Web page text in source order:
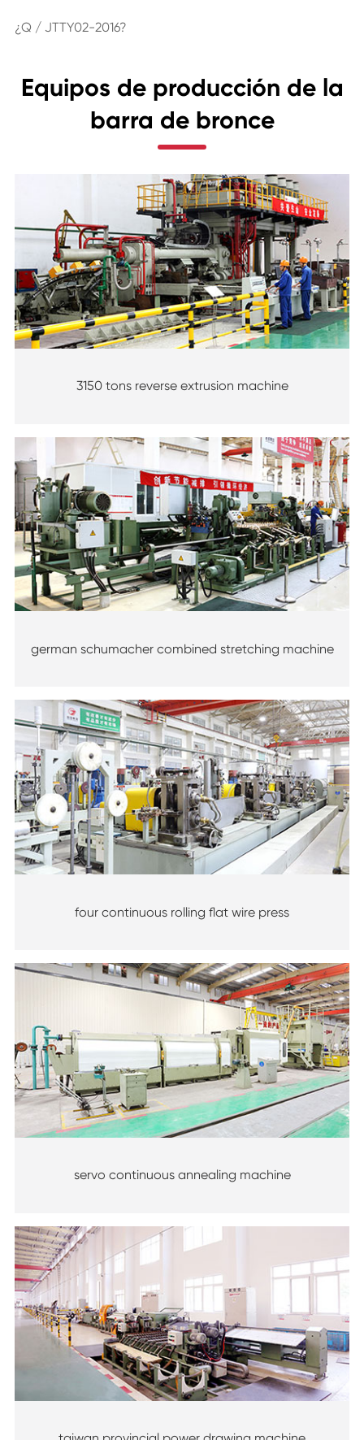
¿Q / JTTY02-2016?
Equipos de producción de la
barra de bronce
3150 tons reverse extrusion machine
german schumacher combined stretching machine
four continuous rolling flat wire press
servo continuous annealing machine